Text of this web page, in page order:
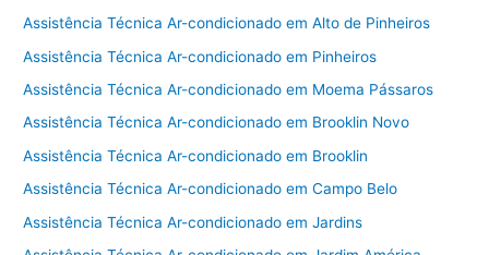
Assistência Técnica Ar-condicionado em Alto de Pinheiros
Assistência Técnica Ar-condicionado em Pinheiros
Assistência Técnica Ar-condicionado em Moema Pássaros
Assistência Técnica Ar-condicionado em Brooklin Novo
Assistência Técnica Ar-condicionado em Brooklin
Assistência Técnica Ar-condicionado em Campo Belo
Assistência Técnica Ar-condicionado em Jardins